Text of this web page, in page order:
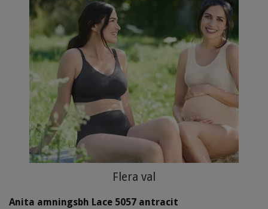
Flera val
Anita amningsbh Lace 5057 antracit